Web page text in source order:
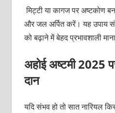
मिट्टी या कागज पर अष्टकोण
और जल अर्पित करें। यह उपाय
को बढ़ाने में बेहद प्रभावशाली
अहोई अष्‍टमी 2025
दान
यदि संभव हो तो सात नारियल